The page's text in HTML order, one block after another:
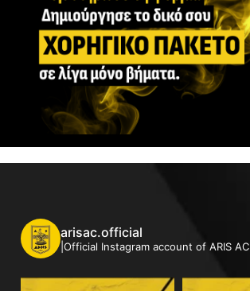
arisac.official
|Official Instagram account of ARIS AC|